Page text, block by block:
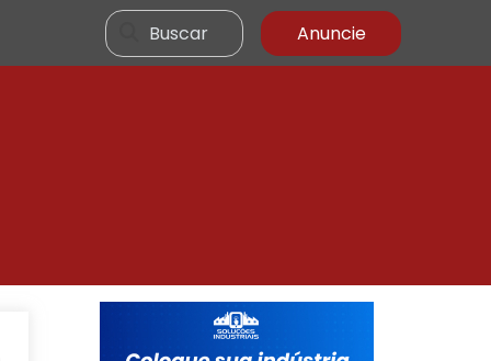
Buscar Anuncie